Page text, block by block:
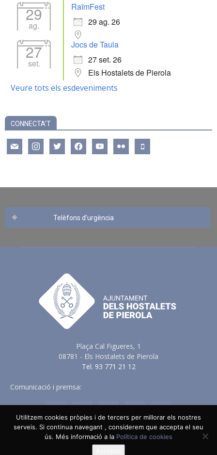
29
ag.
RaïmFest
29 ag. 26
27
set.
Jocs de Taula
27 set. 26
Els Hostalets de Pierola
Veure tots els esdeveniments
CONNECTA’T
mail instagramtwitter facebookyoutube flickr mobile
Telèfons d’urgència
Plaça Cal Figueres, 1
08781 - Els Hostalets de Pierola
Tel. 93 771 21 12
Comunicació i premsa:
Avis Legal Política de Privacitat
Política de Cookies
Política en vers a les Xarxes Socials
Utilitzem cookies pròpies i de tercers per millorar els nostres
serveis. Si continua navegant , considerem que accepta el seu
ús. Més informació a la Política de cookies